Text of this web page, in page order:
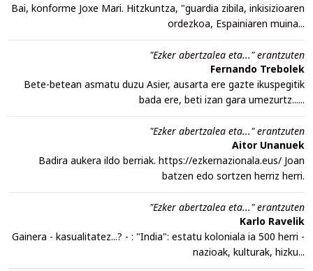
Bai, konforme Joxe Mari. Hitzkuntza, "guardia zibila, inkisizioaren
ordezkoa, Espainiaren muina...
"Ezker abertzalea eta..." erantzuten
Fernando Trebolek
Bete-betean asmatu duzu Asier, ausarta ere gazte ikuspegitik
bada ere, beti izan gara umezurtz......
"Ezker abertzalea eta..." erantzuten
Aitor Unanuek
Badira aukera ildo berriak. https://ezkernazionala.eus/ Joan
batzen edo sortzen herriz herri.
"Ezker abertzalea eta..." erantzuten
Karlo Ravelik
Gainera - kasualitatez...? - : "India": estatu koloniala ia 500 herri -
nazioak, kulturak, hizku...